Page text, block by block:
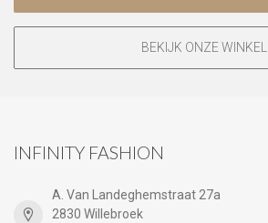
BEKIJK ONZE WINKEL
INFINITY FASHION
A. Van Landeghemstraat 27a
2830 Willebroek